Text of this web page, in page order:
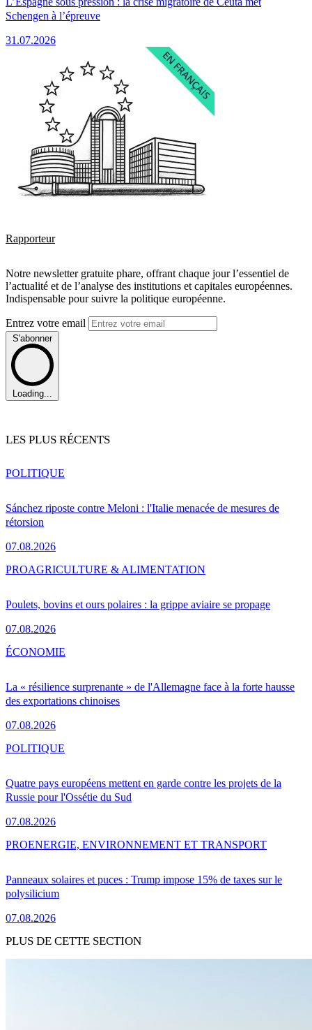
Schengen à l’épreuve
31.07.2026
Rapporteur
Notre newsletter gratuite phare, offrant chaque jour l’essentiel de
l’actualité et de l’analyse des institutions et capitales européennes.
Indispensable pour suivre la politique européenne.
Entrez votre email
S'abonner
Loading...
LES PLUS RÉCENTS
Sánchez riposte contre Meloni : l'Italie menacée de mesures de
rétorsion
07.08.2026
POLITIQUE
Poulets, bovins et ours polaires : la grippe aviaire se propage
07.08.2026
PROAGRICULTURE & ALIMENTATION
La « résilience surprenante » de l'Allemagne face à la forte hausse
des exportations chinoises
07.08.2026
ÉCONOMIE
Quatre pays européens mettent en garde contre les projets de la
Russie pour l'Ossétie du Sud
07.08.2026
POLITIQUE
Panneaux solaires et puces : Trump impose 15% de taxes sur le
polysilicium
07.08.2026
PROENERGIE, ENVIRONNEMENT ET TRANSPORT
PLUS DE CETTE SECTION